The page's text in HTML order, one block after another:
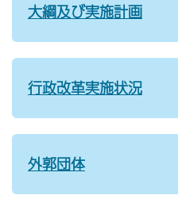
大綱及び実施計画
行政改革実施状況
外郭団体